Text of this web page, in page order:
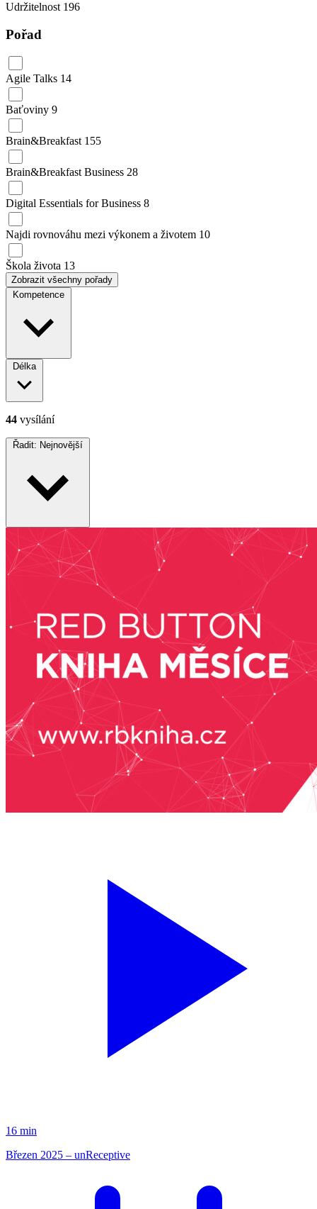
Udržitelnost 196
Pořad
Agile Talks 14
Baťoviny 9
Brain&Breakfast 155
Brain&Breakfast Business 28
Digital Essentials for Business 8
Najdi rovnováhu mezi výkonem a životem 10
Škola života 13
Zobrazit všechny pořady
Kompetence
Délka
44 vysílání
Řadit: Nejnovější
16 min
Březen 2025 – unReceptive